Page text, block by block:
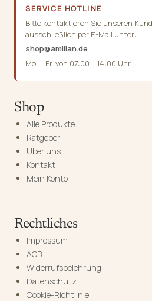
SERVICE HOTLINE
Bitte kontaktieren Sie unseren
ausschließlich per E-Mail unter:
shop@amilian.de
Mo. – Fr. von 07:00 – 14:00 Uhr
Shop
Alle Produkte
Ratgeber
Über uns
Kontakt
Mein Konto
Rechtliches
Impressum
AGB
Widerrufsbelehrung
Datenschutz
Cookie-Richtlinie